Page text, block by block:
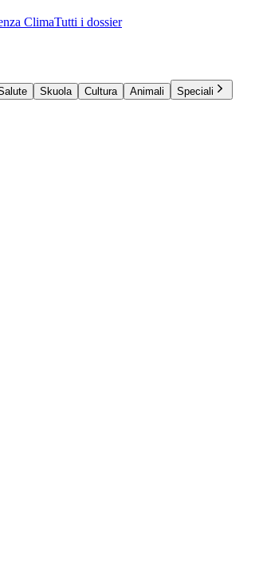
ClimaTutti i dossier
Skuola Cultura Animali
Speciali